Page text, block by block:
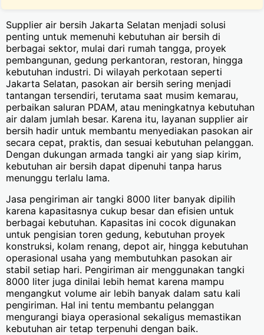
Supplier air bersih Jakarta Selatan menjadi solusi
penting untuk memenuhi kebutuhan air bersih di
berbagai sektor, mulai dari rumah tangga, proyek
pembangunan, gedung perkantoran, restoran, hingga
kebutuhan industri. Di wilayah perkotaan seperti
Jakarta Selatan, pasokan air bersih sering menjadi
tantangan tersendiri, terutama saat musim kemarau,
perbaikan saluran PDAM, atau meningkatnya kebutuhan
air dalam jumlah besar. Karena itu, layanan supplier air
bersih hadir untuk membantu menyediakan pasokan air
secara cepat, praktis, dan sesuai kebutuhan pelanggan.
Dengan dukungan armada tangki air yang siap kirim,
kebutuhan air bersih dapat dipenuhi tanpa harus
menunggu terlalu lama.
Jasa pengiriman air tangki 8000 liter banyak dipilih
karena kapasitasnya cukup besar dan efisien untuk
berbagai kebutuhan. Kapasitas ini cocok digunakan
untuk pengisian toren gedung, kebutuhan proyek
konstruksi, kolam renang, depot air, hingga kebutuhan
operasional usaha yang membutuhkan pasokan air
stabil setiap hari. Pengiriman air menggunakan tangki
8000 liter juga dinilai lebih hemat karena mampu
mengangkut volume air lebih banyak dalam satu kali
pengiriman. Hal ini tentu membantu pelanggan
mengurangi biaya operasional sekaligus memastikan
kebutuhan air tetap terpenuhi dengan baik.